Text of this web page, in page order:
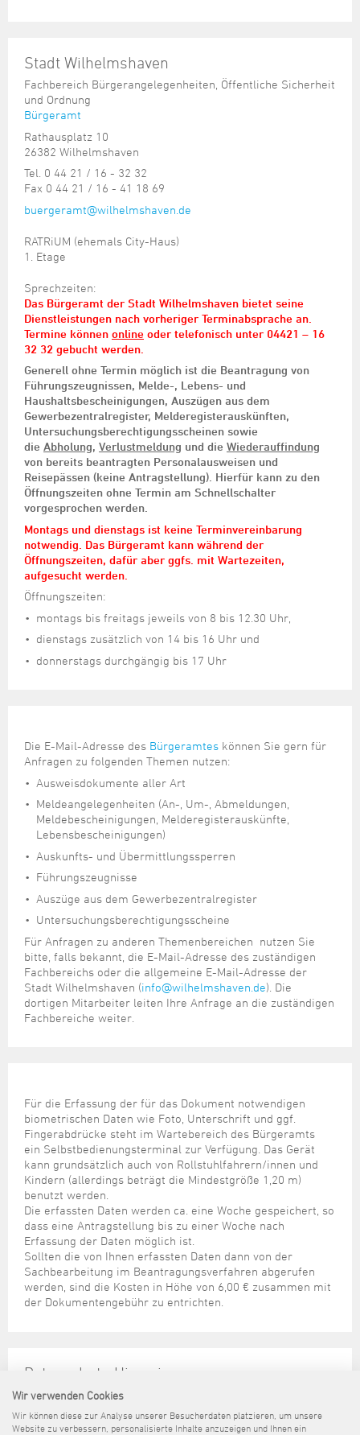
Stadt Wilhelmshaven
Fachbereich Bürgerangelegenheiten, Öffentliche Sicherheit
und Ordnung
Bürgeramt
Rathausplatz 10
26382 Wilhelmshaven
Tel. 0 44 21 / 16 - 32 32
Fax 0 44 21 / 16 - 41 18 69
buergeramt@wilhelmshaven.de
RATRiUM (ehemals City-Haus)
1. Etage
Sprechzeiten:
Das Bürgeramt der Stadt Wilhelmshaven bietet seine
Dienstleistungen nach vorheriger Terminabsprache an.
Termine können online oder telefonisch unter 04421 – 16
32 32 gebucht werden.
Generell ohne Termin möglich ist die Beantragung von
Führungszeugnissen, Melde-, Lebens- und
Haushaltsbescheinigungen, Auszügen aus dem
Gewerbezentralregister, Melderegisterauskünften,
Untersuchungsberechtigungsscheinen sowie
die Abholung, Verlustmeldung und die Wiederauffindung
von bereits beantragten Personalausweisen und
Reisepässen (keine Antragstellung). Hierfür kann zu den
Öffnungszeiten ohne Termin am Schnellschalter
vorgesprochen werden.
Montags und dienstags ist keine Terminvereinbarung
notwendig. Das Bürgeramt kann während der
Öffnungszeiten, dafür aber ggfs. mit Wartezeiten,
aufgesucht werden.
Öffnungszeiten:
montags bis freitags jeweils von 8 bis 12.30 Uhr,
dienstags zusätzlich von 14 bis 16 Uhr und
donnerstags durchgängig bis 17 Uhr
Die E-Mail-Adresse des Bürgeramtes können Sie gern für
Anfragen zu folgenden Themen nutzen:
Ausweisdokumente aller Art
Meldeangelegenheiten (An-, Um-, Abmeldungen,
Meldebescheinigungen, Melderegisterauskünfte,
Lebensbescheinigungen)
Auskunfts- und Übermittlungssperren
Führungszeugnisse
Auszüge aus dem Gewerbezentralregister
Untersuchungsberechtigungsscheine
Für Anfragen zu anderen Themenbereichen nutzen Sie
bitte, falls bekannt, die E-Mail-Adresse des zuständigen
Fachbereichs oder die allgemeine E-Mail-Adresse der
Stadt Wilhelmshaven (info@wilhelmshaven.de). Die
dortigen Mitarbeiter leiten Ihre Anfrage an die zuständigen
Fachbereiche weiter.
Für die Erfassung der für das Dokument notwendigen
biometrischen Daten wie Foto, Unterschrift und ggf.
Fingerabdrücke steht im Wartebereich des Bürgeramts
ein Selbstbedienungsterminal zur Verfügung. Das Gerät
kann grundsätzlich auch von Rollstuhlfahrern/innen und
Kindern (allerdings beträgt die Mindestgröße 1,20 m)
benutzt werden.
Die erfassten Daten werden ca. eine Woche gespeichert, so
dass eine Antragstellung bis zu einer Woche nach
Erfassung der Daten möglich ist.
Sollten die von Ihnen erfassten Daten dann von der
Sachbearbeitung im Beantragungsverfahren abgerufen
werden, sind die Kosten in Höhe von 6,00 € zusammen mit
der Dokumentengebühr zu entrichten.
Datenschutz-Hinweise
Grundverordnung für meldepflichtige Personen
Wir verwenden Cookies
Wir können diese zur Analyse unserer Besucherdaten platzieren, um unsere
Website zu verbessern, personalisierte Inhalte anzuzeigen und Ihnen ein